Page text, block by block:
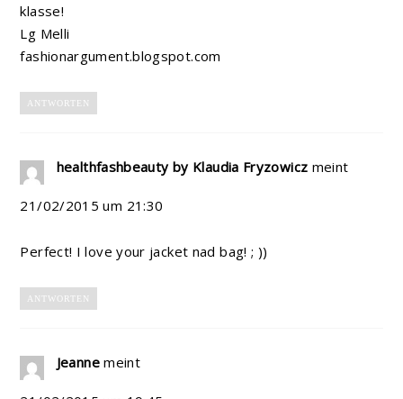
klasse!
Lg Melli
fashionargument.blogspot.com
ANTWORTEN
healthfashbeauty by Klaudia Fryzowicz meint
21/02/2015 um 21:30
Perfect! I love your jacket nad bag! ; ))
ANTWORTEN
Jeanne meint